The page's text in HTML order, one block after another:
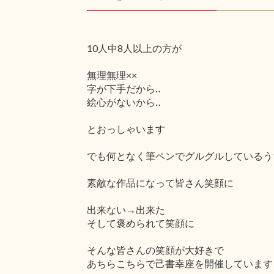
10人中8人以上の方が
無理無理××
字が下手だから‥
絵心がないから‥
とおっしゃいます
でも何となく筆ペンでグルグルしている
素敵な作品になって皆さん笑顔に
出来ない→出来た
そして褒められて笑顔に
そんな皆さんの笑顔が大好きで
あちらこちらで己書幸座を開催しています